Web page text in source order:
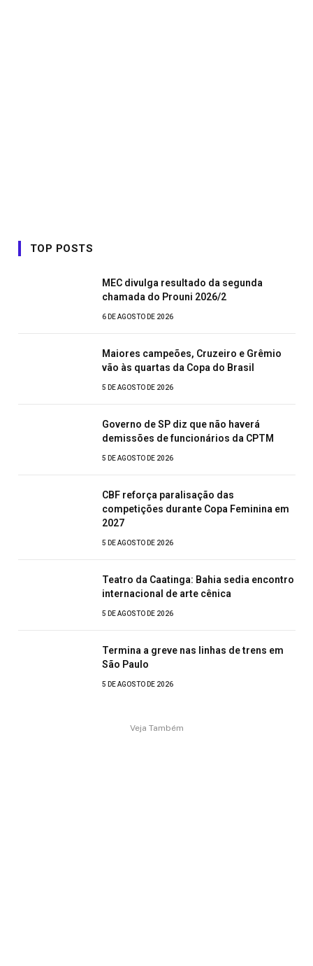
TOP POSTS
MEC divulga resultado da segunda
chamada do Prouni 2026/2
6 DE AGOSTO DE 2026
Maiores campeões, Cruzeiro e Grêmio
vão às quartas da Copa do Brasil
5 DE AGOSTO DE 2026
Governo de SP diz que não haverá
demissões de funcionários da CPTM
5 DE AGOSTO DE 2026
CBF reforça paralisação das
competições durante Copa Feminina em
2027
5 DE AGOSTO DE 2026
Teatro da Caatinga: Bahia sedia encontro
internacional de arte cênica
5 DE AGOSTO DE 2026
Termina a greve nas linhas de trens em
São Paulo
5 DE AGOSTO DE 2026
Veja Também